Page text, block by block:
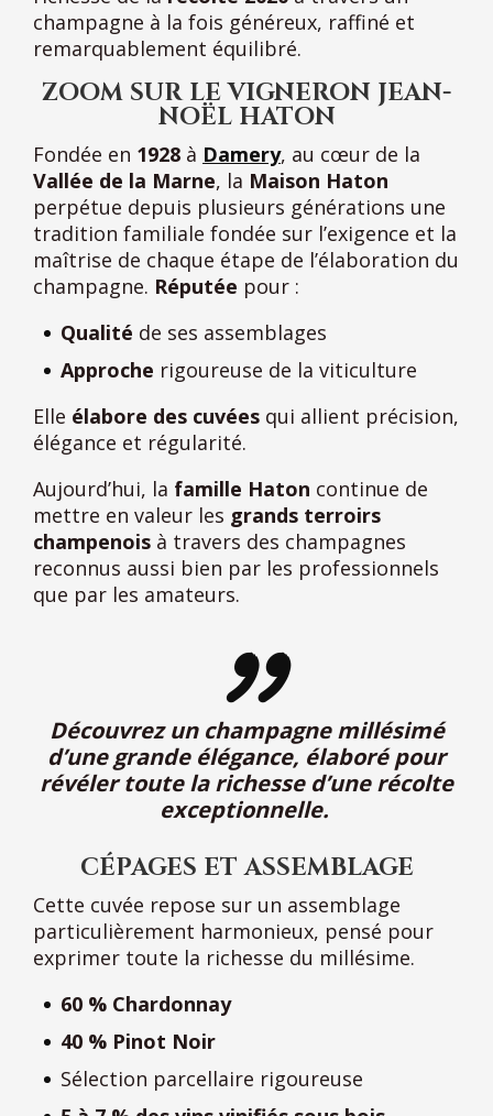
champagne à la fois généreux, raffiné et
remarquablement équilibré.
ZOOM SUR LE VIGNERON JEAN-
NOËL HATON
Fondée en 1928 à Damery, au cœur de la
Vallée de la Marne, la Maison Haton
perpétue depuis plusieurs générations une
tradition familiale fondée sur l’exigence et la
maîtrise de chaque étape de l’élaboration du
champagne. Réputée pour :
Qualité de ses assemblages
Approche rigoureuse de la viticulture
Elle élabore des cuvées qui allient précision,
élégance et régularité.
Aujourd’hui, la famille Haton continue de
mettre en valeur les grands terroirs
champenois à travers des champagnes
reconnus aussi bien par les professionnels
que par les amateurs.
Découvrez un champagne millésimé
d’une grande élégance, élaboré pour
révéler toute la richesse d’une récolte
exceptionnelle.
CÉPAGES ET ASSEMBLAGE
Cette cuvée repose sur un assemblage
particulièrement harmonieux, pensé pour
exprimer toute la richesse du millésime.
60 % Chardonnay
40 % Pinot Noir
Sélection parcellaire rigoureuse